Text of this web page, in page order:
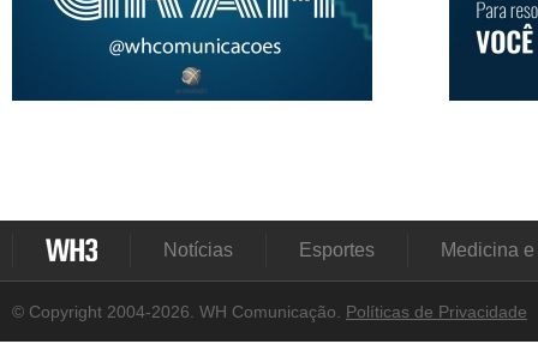
Notícias Esportes Medicina
© Copyright 2004-2026. WH Comunicação. Políticas de Privacidade